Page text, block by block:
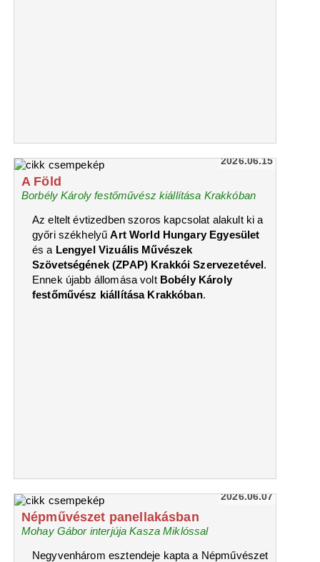
2026.06.15
A Föld
Borbély Károly festőművész kiállítása Krakkóban
Az eltelt évtizedben szoros kapcsolat alakult ki a
győri székhelyűArt World Hungary Egyesület
és a Lengyel Vizuális Művészek
Szövetségének (ZPAP) Krakkói Szervezetével.
Ennek újabb állomása volt Bobély Károly
festőművész kiállítása Krakkóban.
2026.06.07
Népművészet panellakásban
Mohay Gábor interjúja Kasza Miklóssal
Negyvenhárom esztendeje kapta a Népművészet